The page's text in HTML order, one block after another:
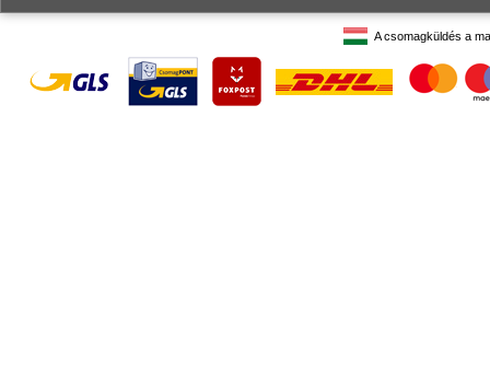
A csomagküldés a